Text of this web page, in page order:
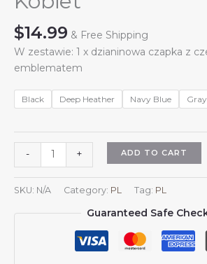
$14.99 & Free Shipping
W zestawie: 1 x dzianinowa czapka z
emblematem
Black Deep Heather Navy Blue Gray
-
Czeskiej
Czapki
Dzianinowej
z
+ ADD TO CART
SKU: N/A Category: PL Tag: PL
Guaranteed Safe